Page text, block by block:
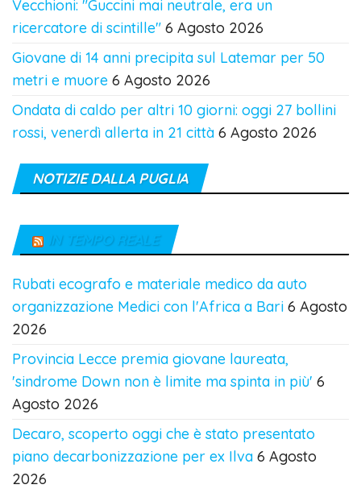
Vecchioni: "Guccini mai neutrale, era un
ricercatore di scintille" 6 Agosto 2026
Giovane di 14 anni precipita sul Latemar per 50
metri e muore 6 Agosto 2026
Ondata di caldo per altri 10 giorni: oggi 27 bollini
rossi, venerdì allerta in 21 città 6 Agosto 2026
NOTIZIE DALLA PUGLIA
IN TEMPO REALE
Rubati ecografo e materiale medico da auto
organizzazione Medici con l'Africa a Bari 6 Agosto
2026
Provincia Lecce premia giovane laureata,
'sindrome Down non è limite ma spinta in più' 6
Agosto 2026
Decaro, scoperto oggi che è stato presentato
piano decarbonizzazione per ex Ilva 6 Agosto
2026